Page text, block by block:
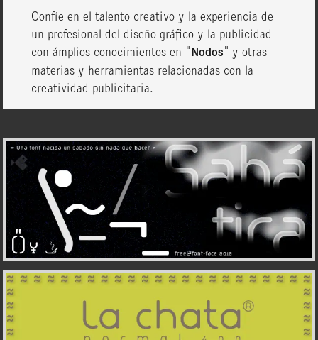
Confíe en el talento creativo y la experiencia de
un profesional del diseño gráfico y la publicidad
con ámplios conocimientos en "Nodos" y otras
materias y herramientas relacionadas con la
creatividad publicitaria.